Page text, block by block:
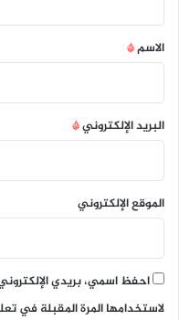
*
الاسم*
البريد الإلكتروني*
الموقع الإلكتروني
احفظ اسمي، بريدي
لاستخدامها المرة المقبلة في